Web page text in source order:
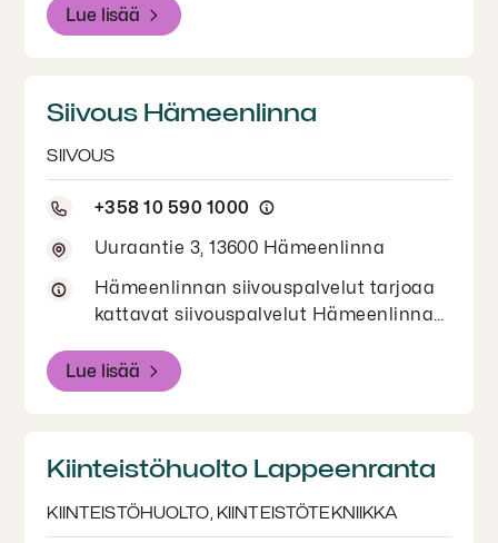
yhteyttä kaikissa siivouspalveluihin
liittyvissä asioissa! Tapaamiset erikseen
Lue lisää
Siivous Hämeenlinna
SIIVOUS
+358 10 590 1000
Uuraantie 3, 13600 Hämeenlinna
Hämeenlinnan siivouspalvelut tarjoaa
kattavat siivouspalvelut Hämeenlinnan
siivouspalveluihin liittyvissä asioissa!
Tapaamiset erikseen sovittaessa.
Lue lisää
Kiinteistöhuolto Lappeenranta
KIINTEISTÖHUOLTO, KIINTEISTÖTEKNIIKKA